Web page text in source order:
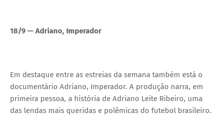
18/9 — Adriano, Imperador
Em destaque entre as estreias da semana também está o
documentário Adriano, Imperador. A produção narra, em
primeira pessoa, a história de Adriano Leite Ribeiro, uma
das lendas mais queridas e polêmicas do futebol brasileiro.